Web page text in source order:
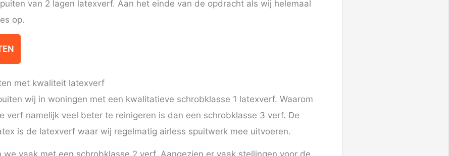
van 2 lagen latexverf. Aan het einde van de opdracht als wij helemaal
op.
met kwaliteit latexverf
wij in woningen met een kwalitatieve schrobklasse 1 latexverf. Waarom
verf namelijk veel beter te reinigeren is dan een schrobklasse 3 verf. De
is de latexverf waar wij regelmatig airless spuitwerk mee uitvoeren.